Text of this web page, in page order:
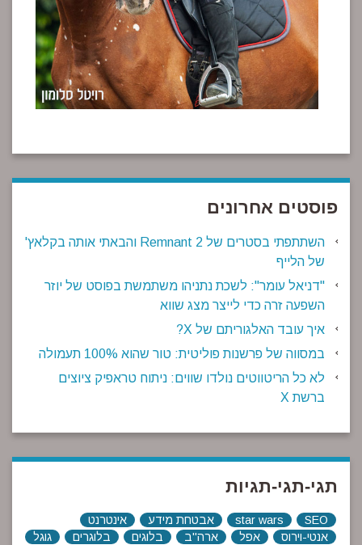
פוסטים אחרונים
השתתפתי בסטרים של Remnant 2 והבאתי אותה בקלאץ'
של הלייף
"דניאל עומר": לשכת נתניהו משתמשת בפוסט של יוזר
השפעה זרה כדי לייצר מצג שווא
איך עובד האלגוריתם של X?
במסווה של פרשנות פוליטית: טור שהוא 100% תעמולה
לא כל הריטווטים נולדו שווים: ניתוח טראפיק ציוצים
ברשת X
תגי-תגי-תגיות
SEO
star wars אבטחת מידע
אינטרנט
אנטי-וירוס
אפל ארה"ב בלוגים בלוגרים
גוגל